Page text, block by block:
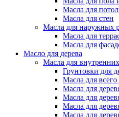
Масла для
Масла для стен
Масла для наружных
Масла для
Масла для
Масло для дерева
Масла для
Грунтовки для
Масла для всего
Масла для
Масла для
Масла для
Масла для